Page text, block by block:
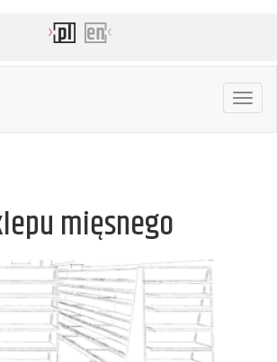
Toggle
mięsnego